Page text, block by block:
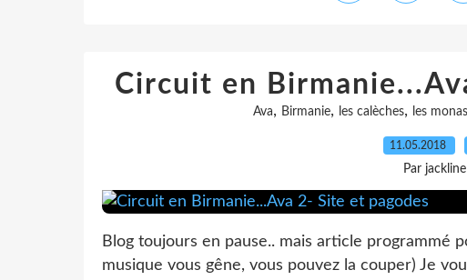
Circuit en
Ava, Birmanie, les calèches, les
11.05.2018
Par jackline
Blog toujours en pause.. mais article programmé
musique vous gêne, vous pouvez la couper) Je